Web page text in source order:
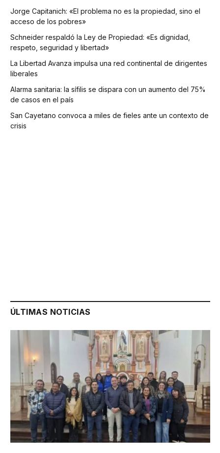
Jorge Capitanich: «El problema no es la propiedad, sino el
acceso de los pobres»
Schneider respaldó la Ley de Propiedad: «Es dignidad,
respeto, seguridad y libertad»
La Libertad Avanza impulsa una red continental de dirigentes
liberales
Alarma sanitaria: la sífilis se dispara con un aumento del 75%
de casos en el país
San Cayetano convoca a miles de fieles ante un contexto de
crisis
ÚLTIMAS NOTICIAS